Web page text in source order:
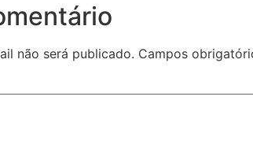
não será publicado. Campos